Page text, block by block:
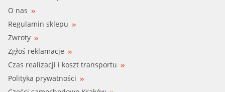
O nas
Regulamin sklepu
Zwroty
Zgłoś reklamacje
Czas realizacji i koszt transportu
Polityka prywatności